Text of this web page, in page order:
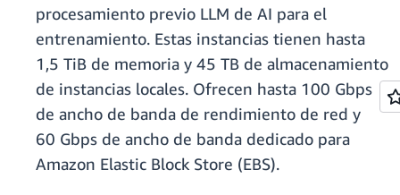
procesamiento previo LLM de AI para el
entrenamiento. Estas instancias tienen hasta
1,5 TiB de memoria y 45 TB de almacenamiento
de instancias locales. Ofrecen hasta 100 Gbps
de ancho de banda de rendimiento de red y
60 Gbps de ancho de banda dedicado para
Amazon Elastic Block Store (EBS).